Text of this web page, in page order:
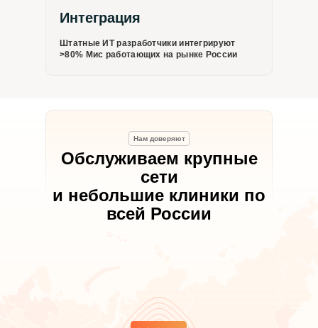
Интеграция
Штатные ИТ разработчики интегрируют
>80% Мис работающих на рынке России
Обслуживаем крупные
сети
и небольшие клиники по
всей России
Нам доверяют